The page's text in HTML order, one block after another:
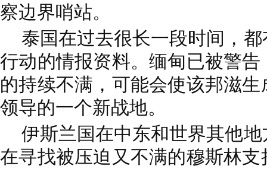
察边界哨站。
泰国在过去很长一段时间，
行动的情报资料。缅甸已被警
的持续不满，可能会使该邦滋
领导的一个新战地。
伊斯兰国在中东和世界其他
在寻找被压迫又不满的穆斯林